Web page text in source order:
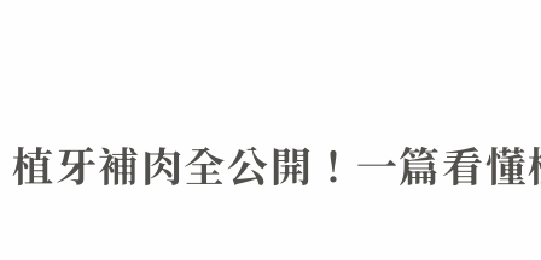
植牙補肉全公開！一篇看